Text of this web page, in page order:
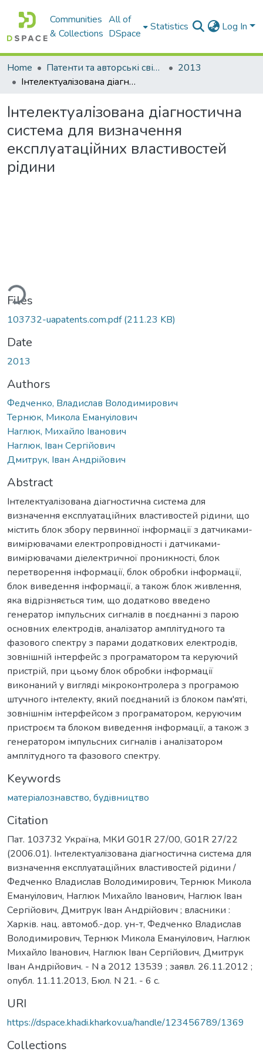
Communities
& Collections
All of
DSpace
Statistics Log In
Home Патенти та авторські свідоцтва
2013
Iнтелектуалiзована дiагностична система для визначення експлуатацiйних властивостей рiдини
Iнтелектуалiзована дiагностична
система для визначення
експлуатацiйних властивостей
рiдини
Files
103732-uapatents.com.pdf(211.23 KB)
Date
2013
Authors
Федченко, Владислав Володимирович
Тернюк, Микола Емануiлович
Наглюк, Михайло Iванович
Наглюк, Iван Сергiйович
Дмитрук, Iван Андрiйович
Abstract
Інтелектуалізована діагностична система для
визначення експлуатаційних властивостей рідини, що
містить блок збору первинної інформації з датчиками-
вимірювачами електропровідності і датчиками-
вимірювачами діелектричної проникності, блок
перетворення інформації, блок обробки інформації,
блок виведення інформації, а також блок живлення,
яка відрізняється тим, що додатково введено
генератор імпульсних сигналів в поєднанні з парою
основних електродів, аналізатор амплітудного та
фазового спектру з парами додаткових електродів,
зовнішній інтерфейс з програматором та керуючий
пристрій, при цьому блок обробки інформації
виконаний у вигляді мікроконтролера з програмою
штучного інтелекту, який поєднаний із блоком пам'яті,
зовнішнім інтерфейсом з програматором, керуючим
пристроєм та блоком виведення інформації, а також з
генератором імпульсних сигналів і аналізатором
амплітудного та фазового спектру.
Keywords
матерiалознавство, будiвництво
Citation
Пат. 103732 Україна, МКИ G01R 27/00, G01R 27/22
(2006.01). Iнтелектуалiзована дiагностична система для
визначення експлуатацiйних властивостей рiдини /
Федченко Владислав Володимирович, Тернюк Микола
Емануiлович, Наглюк Михайло Iванович, Наглюк Iван
Сергiйович, Дмитрук Iван Андрiйович ; власники :
Харків. нац. автомоб.-дор. ун-т, Федченко Владислав
Володимирович, Тернюк Микола Емануiлович, Наглюк
Михайло Iванович, Наглюк Iван Сергiйович, Дмитрук
Iван Андрiйович. - N a 2012 13539 ; заявл. 26.11.2012 ;
опубл. 11.11.2013, Бюл. N 21. - 6 с.
URI
https://dspace.khadi.kharkov.ua/handle/123456789/1369
Collections